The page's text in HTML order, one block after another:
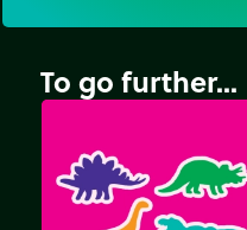
To go further...